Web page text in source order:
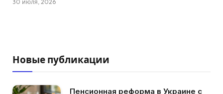
30 июля, 2026
Новые публикации
Пенсионная реформа в Украине с